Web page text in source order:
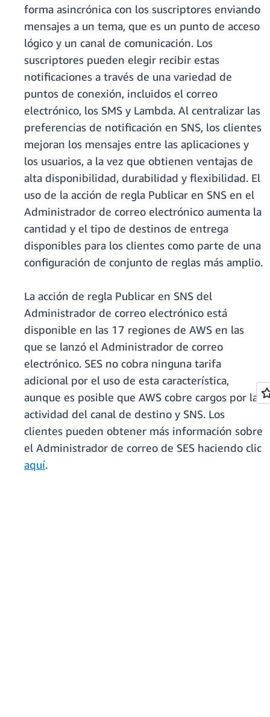
forma asincrónica con los suscriptores enviando
mensajes a un tema, que es un punto de acceso
lógico y un canal de comunicación. Los
suscriptores pueden elegir recibir estas
notificaciones a través de una variedad de
puntos de conexión, incluidos el correo
electrónico, los SMS y Lambda. Al centralizar las
preferencias de notificación en SNS, los clientes
mejoran los mensajes entre las aplicaciones y
los usuarios, a la vez que obtienen ventajas de
alta disponibilidad, durabilidad y flexibilidad. El
uso de la acción de regla Publicar en SNS en el
Administrador de correo electrónico aumenta la
cantidad y el tipo de destinos de entrega
disponibles para los clientes como parte de una
configuración de conjunto de reglas más amplio.
La acción de regla Publicar en SNS del
Administrador de correo electrónico está
disponible en las 17 regiones de AWS en las
que se lanzó el Administrador de correo
electrónico. SES no cobra ninguna tarifa
adicional por el uso de esta característica,
aunque es posible que AWS cobre cargos por la
actividad del canal de destino y SNS. Los
clientes pueden obtener más información sobre
el Administrador de correo de SES haciendo clic
aquí.